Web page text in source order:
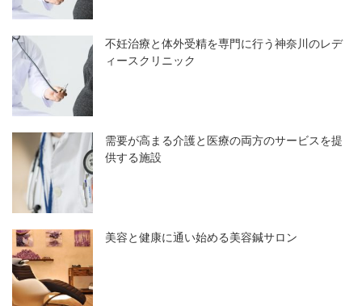
不妊治療と体外受精を専門に行う神奈川のレデ
ィースクリニック
需要が高まる介護と医療の両方のサービスを提
供する施設
美容と健康に通い始める美容鍼サロン